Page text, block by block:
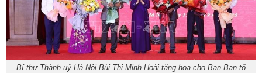
Bí thư Thành uỷ Hà Nội Bùi Thị Minh Hoài tặng hoa cho Ban Ban tổ